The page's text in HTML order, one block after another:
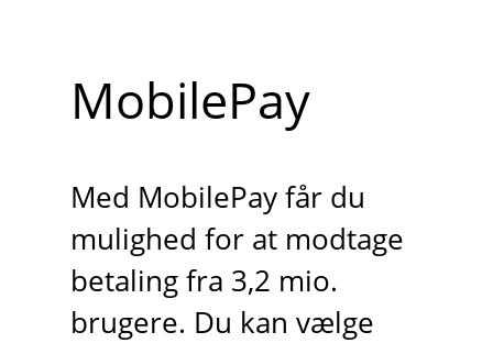
MobilePay
Med MobilePay får du
mulighed for at modtage
betaling fra 3,2 mio.
brugere. Du kan vælge